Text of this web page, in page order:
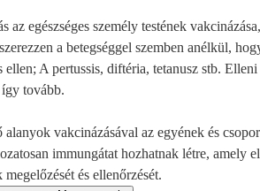
az egészséges személy testének
a betegséggel szemben anélkül,
ellen; A pertussis, diftéria, tetanusz stb.
így tovább.
alanyok vakcinázásával az egyének és
immungátat hozhatnak létre, amely
és ellenőrzését.